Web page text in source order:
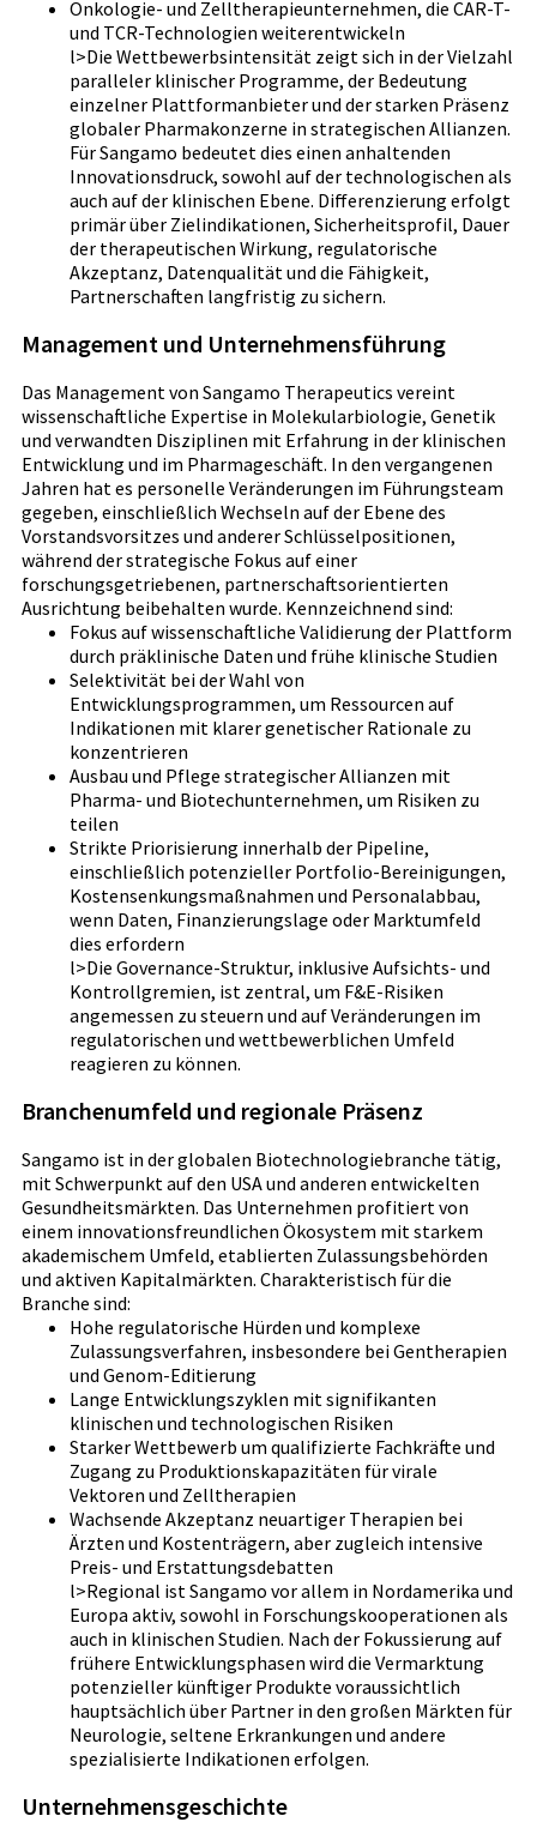
Onkologie- und Zelltherapieunternehmen, die CAR-T-
und TCR-Technologien weiterentwickeln
l>Die Wettbewerbsintensität zeigt sich in der Vielzahl
paralleler klinischer Programme, der Bedeutung
einzelner Plattformanbieter und der starken Präsenz
globaler Pharmakonzerne in strategischen Allianzen.
Für Sangamo bedeutet dies einen anhaltenden
Innovationsdruck, sowohl auf der technologischen als
auch auf der klinischen Ebene. Differenzierung erfolgt
primär über Zielindikationen, Sicherheitsprofil, Dauer
der therapeutischen Wirkung, regulatorische
Akzeptanz, Datenqualität und die Fähigkeit,
Partnerschaften langfristig zu sichern.
Management und Unternehmensführung
Das Management von Sangamo Therapeutics vereint
wissenschaftliche Expertise in Molekularbiologie, Genetik
und verwandten Disziplinen mit Erfahrung in der klinischen
Entwicklung und im Pharmageschäft. In den vergangenen
Jahren hat es personelle Veränderungen im Führungsteam
gegeben, einschließlich Wechseln auf der Ebene des
Vorstandsvorsitzes und anderer Schlüsselpositionen,
während der strategische Fokus auf einer
forschungsgetriebenen, partnerschaftsorientierten
Ausrichtung beibehalten wurde. Kennzeichnend sind:
Fokus auf wissenschaftliche Validierung der Plattform
durch präklinische Daten und frühe klinische Studien
Selektivität bei der Wahl von
Entwicklungsprogrammen, um Ressourcen auf
Indikationen mit klarer genetischer Rationale zu
konzentrieren
Ausbau und Pflege strategischer Allianzen mit
Pharma- und Biotechunternehmen, um Risiken zu
teilen
Strikte Priorisierung innerhalb der Pipeline,
einschließlich potenzieller Portfolio-Bereinigungen,
Kostensenkungsmaßnahmen und Personalabbau,
wenn Daten, Finanzierungslage oder Marktumfeld
dies erfordern
l>Die Governance-Struktur, inklusive Aufsichts- und
Kontrollgremien, ist zentral, um F&E-Risiken
angemessen zu steuern und auf Veränderungen im
regulatorischen und wettbewerblichen Umfeld
reagieren zu können.
Branchenumfeld und regionale Präsenz
Sangamo ist in der globalen Biotechnologiebranche tätig,
mit Schwerpunkt auf den USA und anderen entwickelten
Gesundheitsmärkten. Das Unternehmen profitiert von
einem innovationsfreundlichen Ökosystem mit starkem
akademischem Umfeld, etablierten Zulassungsbehörden
und aktiven Kapitalmärkten. Charakteristisch für die
Branche sind:
Hohe regulatorische Hürden und komplexe
Zulassungsverfahren, insbesondere bei Gentherapien
und Genom-Editierung
Lange Entwicklungszyklen mit signifikanten
klinischen und technologischen Risiken
Starker Wettbewerb um qualifizierte Fachkräfte und
Zugang zu Produktionskapazitäten für virale
Vektoren und Zelltherapien
Wachsende Akzeptanz neuartiger Therapien bei
Ärzten und Kostenträgern, aber zugleich intensive
Preis- und Erstattungsdebatten
l>Regional ist Sangamo vor allem in Nordamerika und
Europa aktiv, sowohl in Forschungskooperationen als
auch in klinischen Studien. Nach der Fokussierung auf
frühere Entwicklungsphasen wird die Vermarktung
potenzieller künftiger Produkte voraussichtlich
hauptsächlich über Partner in den großen Märkten für
Neurologie, seltene Erkrankungen und andere
spezialisierte Indikationen erfolgen.
Unternehmensgeschichte